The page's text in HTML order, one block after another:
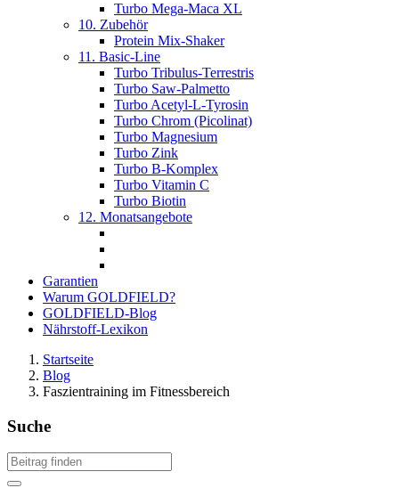
Turbo Mega-Maca XL
10. Zubehör
Protein Mix-Shaker
11. Basic-Line
Turbo Tribulus-Terrestris
Turbo Saw-Palmetto
Turbo Acetyl-L-Tyrosin
Turbo Chrom (Picolinat)
Turbo Magnesium
Turbo Zink
Turbo B-Komplex
Turbo Vitamin C
Turbo Biotin
12. Monatsangebote
Garantien
Warum GOLDFIELD?
GOLDFIELD-Blog
Nährstoff-Lexikon
Startseite
Blog
Faszientraining im Fitnessbereich
Suche